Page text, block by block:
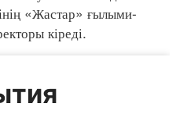
«Жастар» ғылыми-
кіреді.